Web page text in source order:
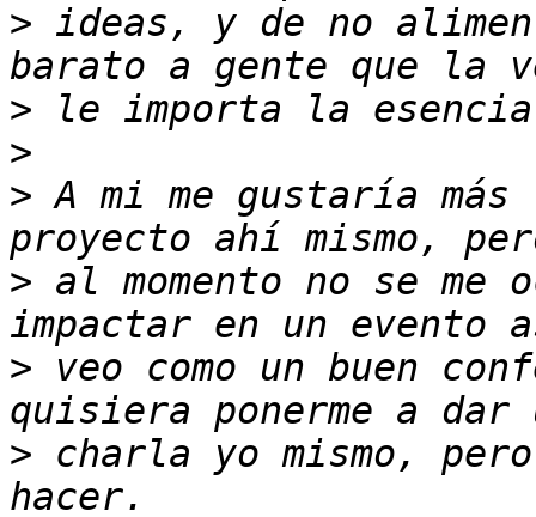
> ideas, y de no
>
>
> A mi me gustaría
> al momento no se me
> veo como un buen
> charla yo mismo,